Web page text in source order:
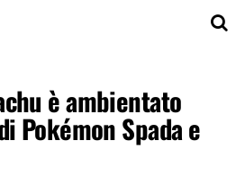
è ambientato
Pokémon Spada e